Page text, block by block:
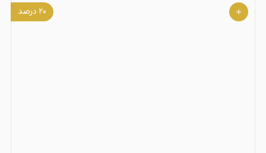
۲۰ درصد